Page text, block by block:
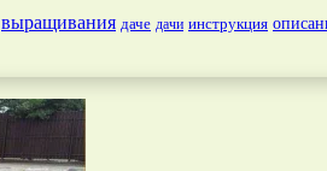
выращивания даче дачи инструкция